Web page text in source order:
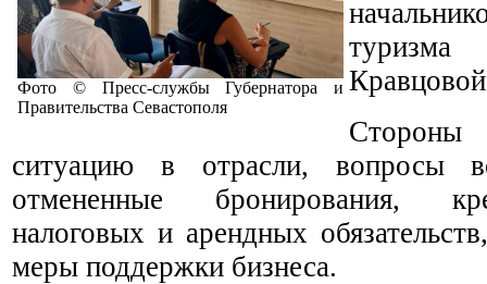
Фото © Пресс-службы Губернатора и
Правительства Севастополя
Стороны
ситуацию в отрасли, вопросы
отмененные бронирования,
налоговых и арендных
меры поддержки бизнеса.